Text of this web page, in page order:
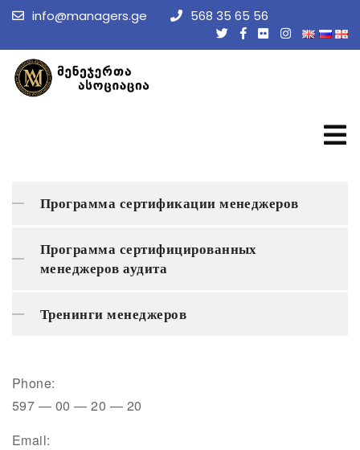
info@managers.ge 568 35 65 56
Программа сертификации менеджеров
Программа сертифицированных
менеджеров аудита
Тренинги менеджеров
Phone:
597 — 00 — 20 — 20
Email: